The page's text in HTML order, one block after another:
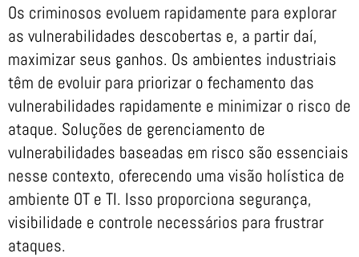
Os criminosos evoluem rapidamente para explorar
as vulnerabilidades descobertas e, a partir daí,
maximizar seus ganhos. Os ambientes industriais
têm de evoluir para priorizar o fechamento das
vulnerabilidades rapidamente e minimizar o risco de
ataque. Soluções de gerenciamento de
vulnerabilidades baseadas em risco são essenciais
nesse contexto, oferecendo uma visão holística de
ambiente OT e TI. Isso proporciona segurança,
visibilidade e controle necessários para frustrar
ataques.